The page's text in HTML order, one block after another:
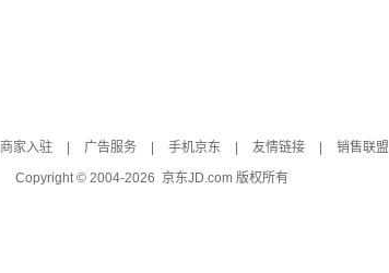
商家入驻 广告服务 手机京东 友情链接 销售联盟
Copyright © 2004-2026 京东JD.com 版权所有